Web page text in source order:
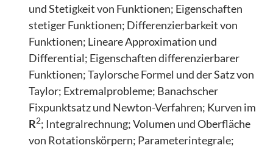
und Stetigkeit von Funktionen; Eigenschaften
stetiger Funktionen; Differenzierbarkeit von
Funktionen; Lineare Approximation und
Differential; Eigenschaften differenzierbarer
Funktionen; Taylorsche Formel und der Satz von
Taylor; Extremalprobleme; Banachscher
Fixpunktsatz und Newton-Verfahren; Kurven im
R2; Integralrechnung; Volumen und Oberfläche
von Rotationskörpern; Parameterintegrale;